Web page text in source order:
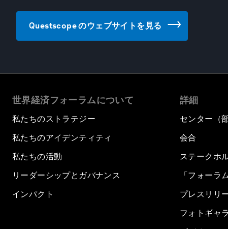
Questscope のウェブサイトを見る
世界経済フォーラムについて
私たちのストラテジー
私たちのアイデンティティ
私たちの活動
リーダーシップとガバナンス
インパクト
詳細
センター（
会合
ステークホ
「フォーラ
プレスリリ
フォトギャ